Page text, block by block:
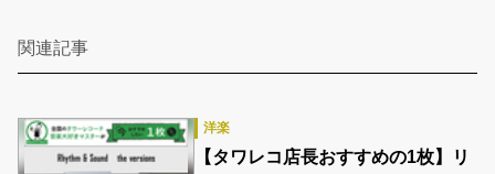
関連記事
洋楽
‎【タワレコ店長おすすめの1枚】リ